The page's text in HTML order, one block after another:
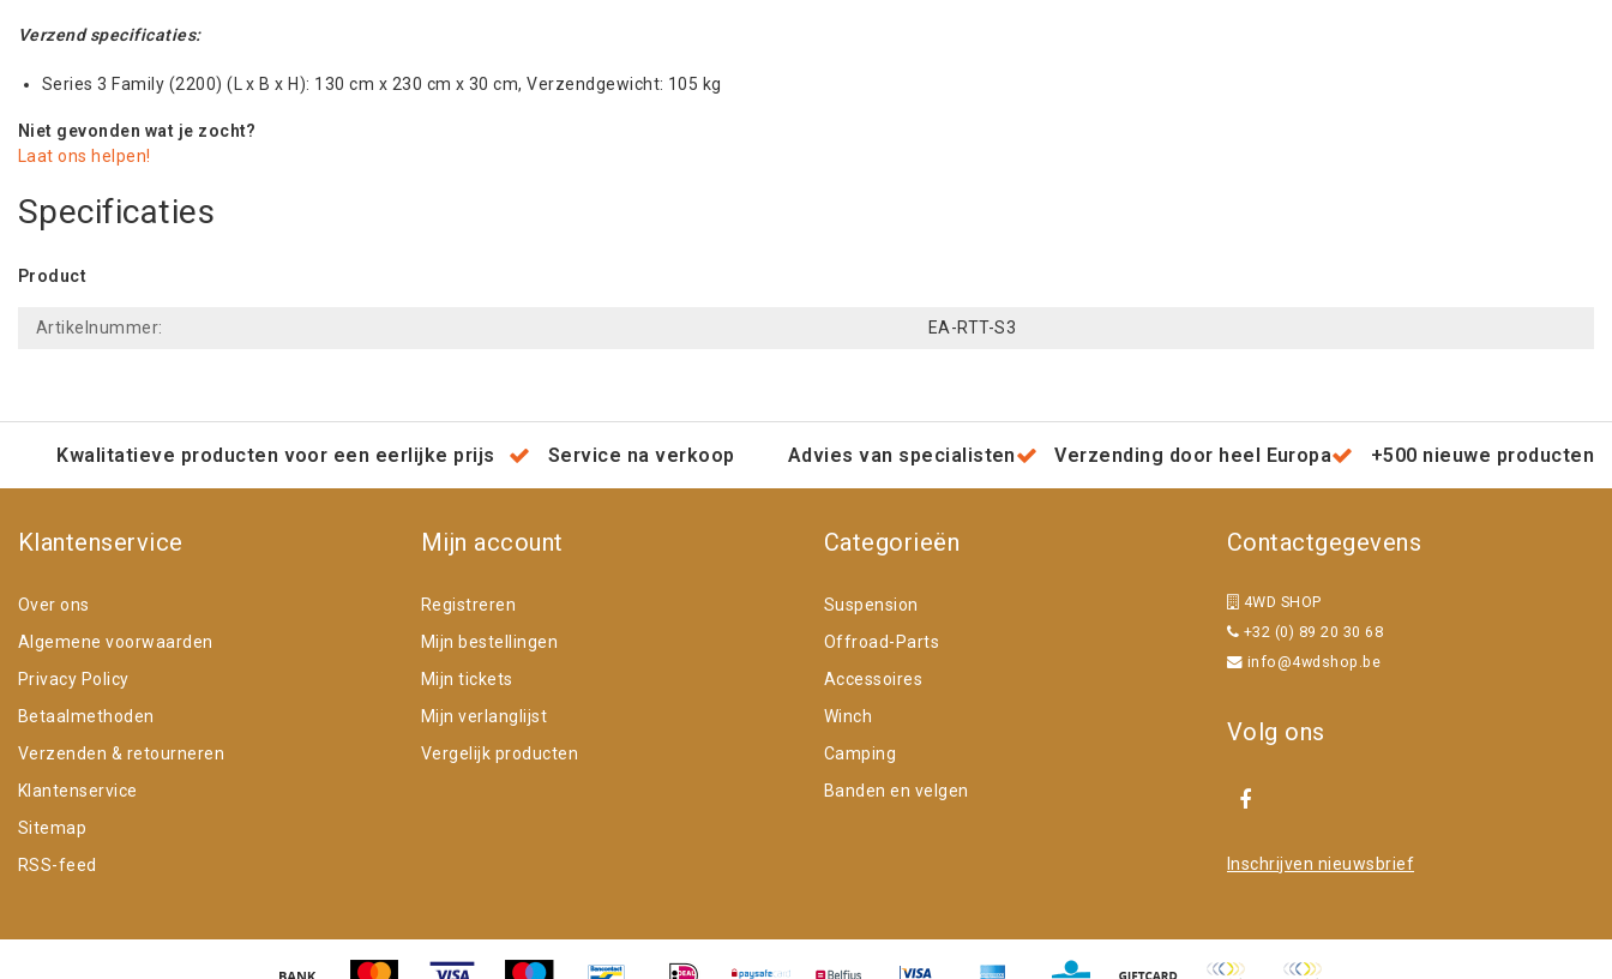
Verzend specificaties:
Series 3 Family (2200) (L x B x H): 130 cm x 230 cm x 30 cm, Verzendgewicht: 105 kg
Niet gevonden wat je zocht?
Laat ons helpen!
Specificaties
Product
Artikelnummer: EA-RTT-S3
Kwalitatieve producten voor een eerlijke prijs Service na verkoop Advies van specialisten Verzending door heel Europa +500 nieuwe producten
Klantenservice
Over ons
Algemene voorwaarden
Privacy Policy
Betaalmethoden
Verzenden & retourneren
Klantenservice
Sitemap
RSS-feed
Mijn account
Registreren
Mijn bestellingen
Mijn tickets
Mijn verlanglijst
Vergelijk producten
Categorieën
Suspension
Offroad-Parts
Accessoires
Winch
Camping
Banden en velgen
Contactgegevens
4WD SHOP
+32 (0) 89 20 30 68
info@4wdshop.be
Volg ons
Inschrijven nieuwsbrief